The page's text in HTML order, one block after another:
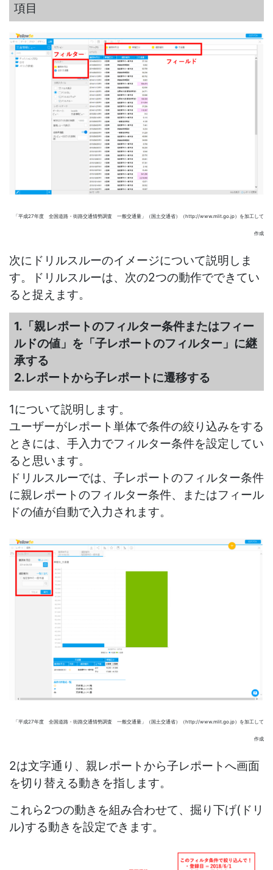
項目
「平成27年度 全国道路・街路交通情勢調査 一般交通量」（国土交通省）（http://www.mlit.go.jp）を加工して
作成
次にドリルスルーのイメージについて説明しま
す。ドリルスルーは、次の2つの動作でできてい
ると捉えます。
1.「親レポートのフィルター条件またはフィー
ルドの値」を「子レポートのフィルター」に継
承する
2.レポートから子レポートに遷移する
1について説明します。
ユーザーがレポート単体で条件の絞り込みをする
ときには、手入力でフィルター条件を設定してい
ると思います。
ドリルスルーでは、子レポートのフィルター条件
に親レポートのフィルター条件、またはフィール
ドの値が自動で入力されます。
「平成27年度 全国道路・街路交通情勢調査 一般交通量」（国土交通省）（http://www.mlit.go.jp）を加工して
作成
2は文字通り、親レポートから子レポートへ画面
を切り替える動きを指します。
これら2つの動きを組み合わせて、掘り下げ(ドリ
ル)する動きを設定できます。